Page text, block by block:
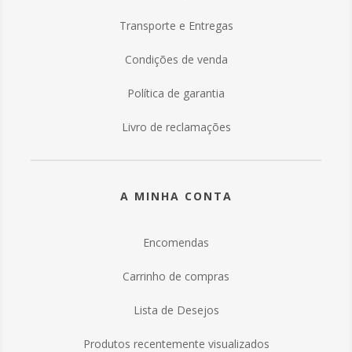
Transporte e Entregas
Condições de venda
Política de garantia
Livro de reclamações
A MINHA CONTA
Encomendas
Carrinho de compras
Lista de Desejos
Produtos recentemente visualizados